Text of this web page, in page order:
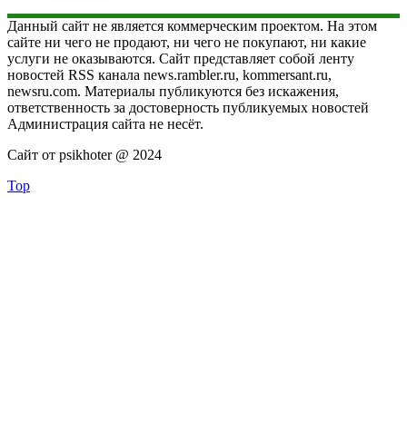
Данный сайт не является коммерческим проектом. На этом
сайте ни чего не продают, ни чего не покупают, ни какие
услуги не оказываются. Сайт представляет собой ленту
новостей RSS канала news.rambler.ru, kommersant.ru,
newsru.com. Материалы публикуются без искажения,
ответственность за достоверность публикуемых новостей
Администрация сайта не несёт.
Сайт от psikhoter @ 2024
Top